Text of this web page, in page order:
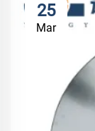
25
Mar